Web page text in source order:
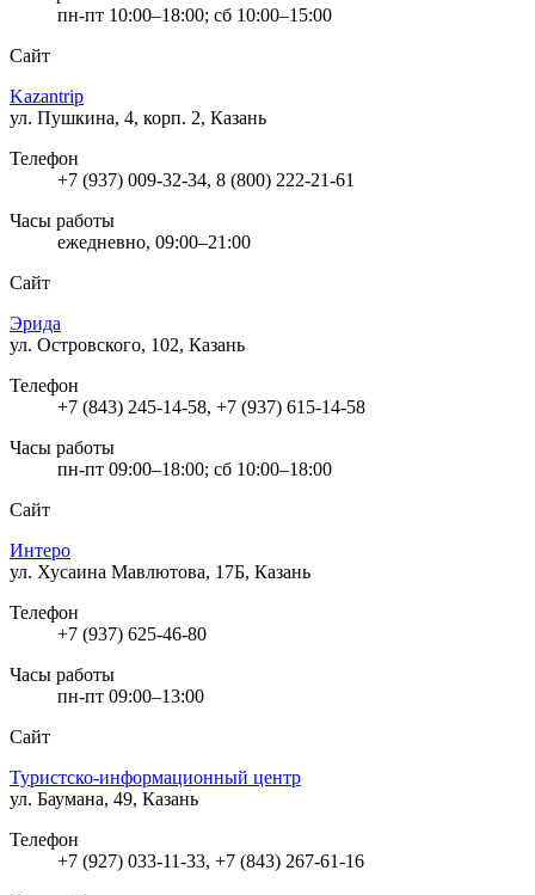
пн-пт 10:00–18:00; сб 10:00–15:00
Сайт
Kazantrip
ул. Пушкина, 4, корп. 2, Казань
Телефон
+7 (937) 009-32-34, 8 (800) 222-21-61
Часы работы
ежедневно, 09:00–21:00
Сайт
Эрида
ул. Островского, 102, Казань
Телефон
+7 (843) 245-14-58, +7 (937) 615-14-58
Часы работы
пн-пт 09:00–18:00; сб 10:00–18:00
Сайт
Интеро
ул. Хусаина Мавлютова, 17Б, Казань
Телефон
+7 (937) 625-46-80
Часы работы
пн-пт 09:00–13:00
Сайт
Туристско-информационный центр
ул. Баумана, 49, Казань
Телефон
+7 (927) 033-11-33, +7 (843) 267-61-16